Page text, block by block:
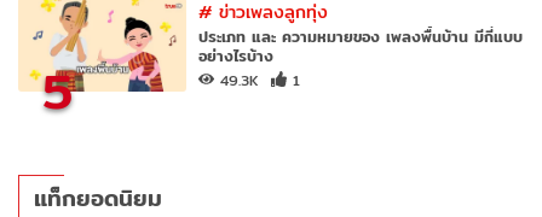
5
#ข่าวเพลงลูกทุ่ง
ประเภท และ ความหมายของ เพลงพื้นบ้าน มีกี่แบบ
อย่างไรบ้าง
49.3K 1
แท็กยอดนิยม